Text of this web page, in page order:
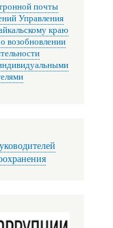
почты
Управления
краю
возобновлении